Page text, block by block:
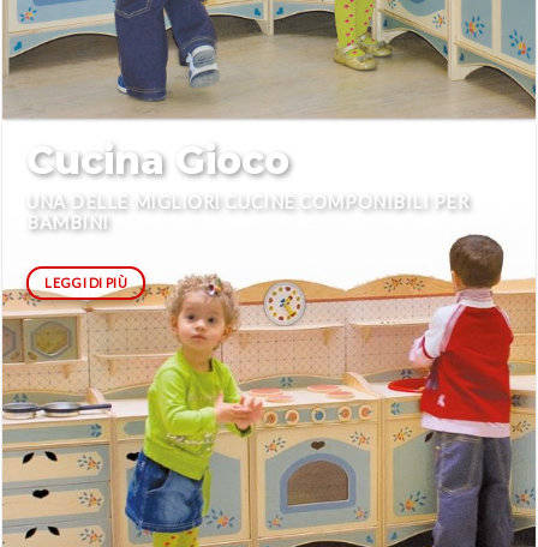
Cucina Gioco
UNA DELLE MIGLIORI CUCINE COMPONIBILI PER
BAMBINI
LEGGI DI PIÙ